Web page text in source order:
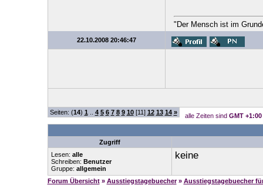
"Der Mensch ist im
22.10.2008 20:46:47
Seiten: (14) 1 4 5 6 7 8 9 10[11] 12 13 14 » alle Zeiten sind GMT +1:00
Zugriff
Lesen: alle
Schreiben: Benutzer
Gruppe: allgemein
keine
Forum Übersicht » Ausstiegstagebuecher » Ausstiegstagebuecher